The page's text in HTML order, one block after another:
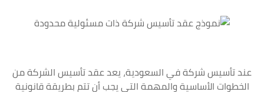
عند تأسيس شركة في السعودية، يعد عقد تأسيس الشركة من
الخطوات الأساسية والمهمة التي يجب أن تتم بطريقة قانونية